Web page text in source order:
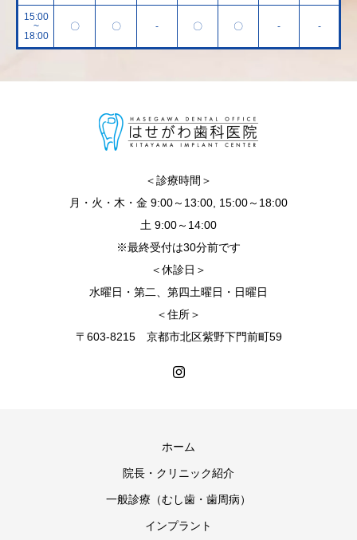
15:00
~
18:00
〇 〇 - 〇 〇 - -
＜診療時間＞
月・火・木・金 9:00～13:00, 15:00～18:00
土 9:00～14:00
※最終受付は30分前です
＜休診日＞
水曜日・第二、第四土曜日・日曜日
＜住所＞
〒603-8215 京都市北区紫野下門前町59
ホーム
院長・クリニック紹介
一般診療（むし歯・歯周病）
インプラント